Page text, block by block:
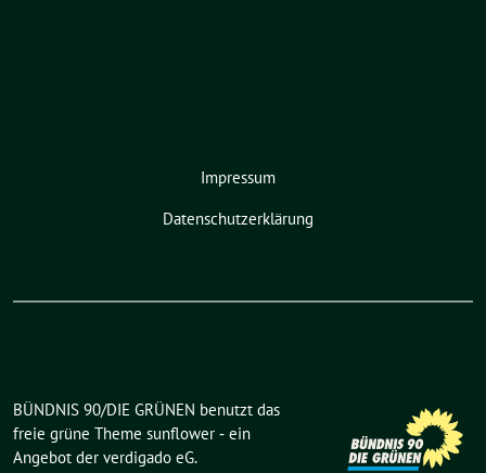
Impressum
Datenschutzerklärung
BÜNDNIS 90/DIE GRÜNEN benutzt das
freie grüne Theme sunflower ‐ ein
Angebot der verdigado eG.